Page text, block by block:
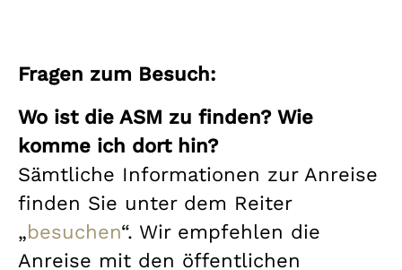
Fragen zum Besuch:
Wo ist die ASM zu finden? Wie
komme ich dort hin?
Sämtliche Informationen zur Anreise
finden Sie unter dem Reiter
„besuchen“. Wir empfehlen die
Anreise mit den öffentlichen